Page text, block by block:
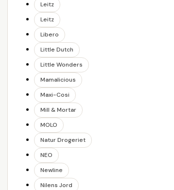
Leitz
Leitz
Libero
Little Dutch
Little Wonders
Mamalicious
Maxi-Cosi
Mill & Mortar
MOLO
Natur Drogeriet
NEO
Newline
Nilens Jord